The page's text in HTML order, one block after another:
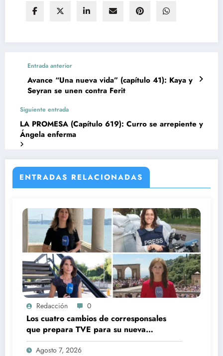
Entrada anterior
Avance “Una nueva vida” (capítulo 41): Kaya y
Seyran se unen contra Ferit
Siguiente entrada
LA PROMESA (Capítulo 619): Curro se arrepiente y
Ángela enferma
ENTRADAS RELACIONADAS
Redacción 0
Los cuatro cambios de corresponsales
que prepara TVE para su nueva
temporada
Agosto 7, 2026